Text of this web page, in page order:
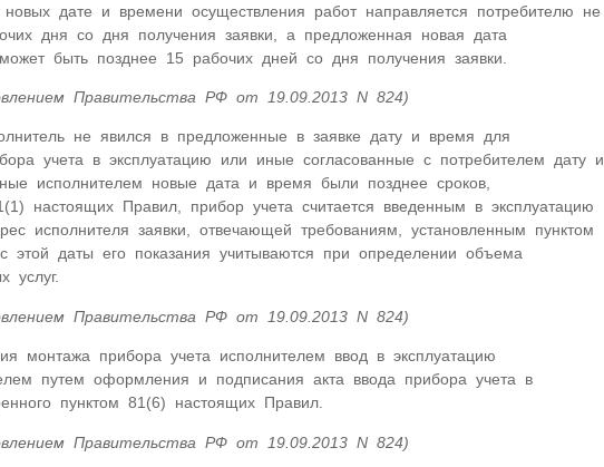
дате и времени осуществления работ направляется потребителю не
дня со дня получения заявки, а предложенная новая дата
быть позднее 15 рабочих дней со дня получения заявки.
Правительства РФ от 19.09.2013 N 824)
не явился в предложенные в заявке дату и время для
учета в эксплуатацию или иные согласованные с потребителем дату и
исполнителем новые дата и время были позднее сроков,
настоящих Правил, прибор учета считается введенным в эксплуатацию
исполнителя заявки, отвечающей требованиям, установленным пунктом
даты его показания учитываются при определении объема
услуг.
Правительства РФ от 19.09.2013 N 824)
монтажа прибора учета исполнителем ввод в эксплуатацию
путем оформления и подписания акта ввода прибора учета в
пунктом 81(6) настоящих Правил.
Правительства РФ от 19.09.2013 N 824)